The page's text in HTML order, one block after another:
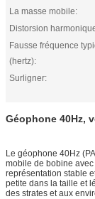
La masse mobile:
Distorsion
Fausse fréquence
(hertz):
Surligner:
Géophone 40Hz,
Le géophone 40Hz
mobile de bobine
représentation stable
petite dans la taille et
des strates et aux